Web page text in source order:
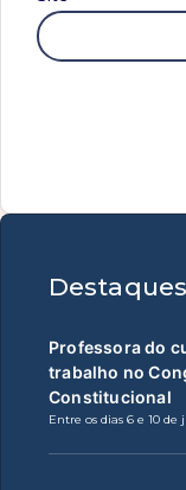
Destaques
Professora do
trabalho no
Constitucional
Entre os dias 6 e 10